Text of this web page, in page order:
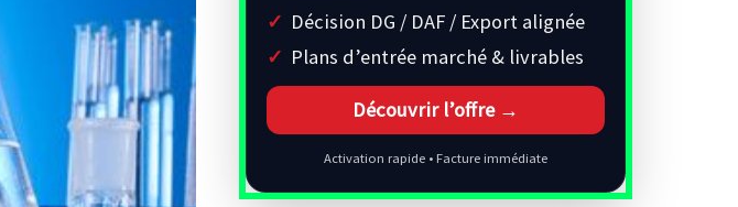
Décision DG / DAF / Export alignée
Plans d’entrée marché & livrables
Découvrir l’offre →
Activation rapide • Facture immédiate